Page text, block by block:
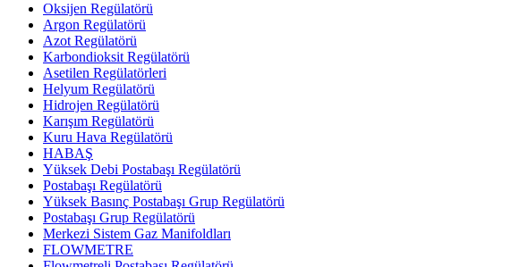
Oksijen Regülatörü
Argon Regülatörü
Azot Regülatörü
Karbondioksit Regülatörü
Asetilen Regülatörleri
Helyum Regülatörü
Hidrojen Regülatörü
Karışım Regülatörü
Kuru Hava Regülatörü
HABAŞ
Yüksek Debi Postabaşı Regülatörü
Postabaşı Regülatörü
Yüksek Basınç Postabaşı Grup Regülatörü
Postabaşı Grup Regülatörü
Merkezi Sistem Gaz Manifoldları
FLOWMETRE